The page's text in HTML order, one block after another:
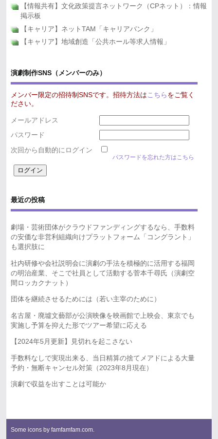
【情報共有】文化政策提言ネットワーク（CPネット）：情報
掲示板
【キャリア】ネットTAM「キャリアバンク」
【キャリア】地域創造「公共ホール等求人情報」
演劇制作SNS（メンバーのみ）
メンバー限定の招待制SNSです。招待方法は こちら をご覧く
ださい。
メールアドレス
パスワード
次回から自動的にログイン
パスワードを忘れた方はこちら
最近の投稿
劇場・芸術団体がクラウドファンディングするなら、手数料
の安価な非営利組織向けプラットフォーム「コングラント」
も選択肢に
社内研修や会社説明会に演劇の手法を積極的に活用する福岡
の明治産業、そこで社員として活動する菅本千尋氏（演劇空
間ロッカクナット）
団体を継続させるためには（若い主宰のために）
名古屋・廃墟文藝部が公演映像を映画館で上映会、東京でも
実施し予算を抑えた形でツアー希望に応える
【2024年5月更新】見切れを起こさない
手数料なしで実現出来る、当日精算の捨てメアドによる大量
予約・無断キャンセル対策（2023年8月現在）
演劇で収益を出すことは可能か
Some icons by famfamfam.com.